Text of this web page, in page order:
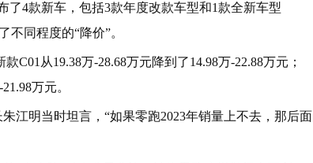
了4款新车，包括3款年度改款车型和1款全新车型
不同程度的“降价”。
C01从19.38万-28.68万元降到了14.98万-22.88万元；
万元。
江明当时坦言，“如果零跑2023年销量上不去，那后面